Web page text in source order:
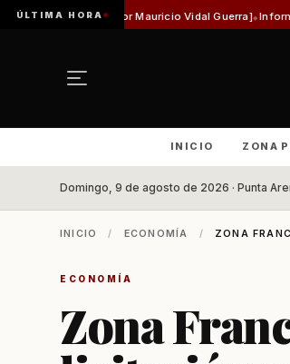
ÚLTIMA HORA
Vidal Guerra] Informe técnico revela que
INICIO ZONA
Domingo, 9 de agosto de 2026 · Punta
INICIO / ECONOMÍA / ZONA
ECONOMÍA
Zona